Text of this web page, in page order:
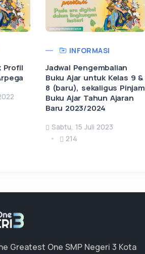
Profil
INFORMASI
Jadwal Pengembalian
Buku Ajar untuk Kelas 9 &
8 (baru), sekaligus Pinjam
Buku Ajar Tahun Ajaran
Baru 2023/2024
Sabtu, 15 Juli 2023
214
Greatest One SMP Negeri 3 Kota